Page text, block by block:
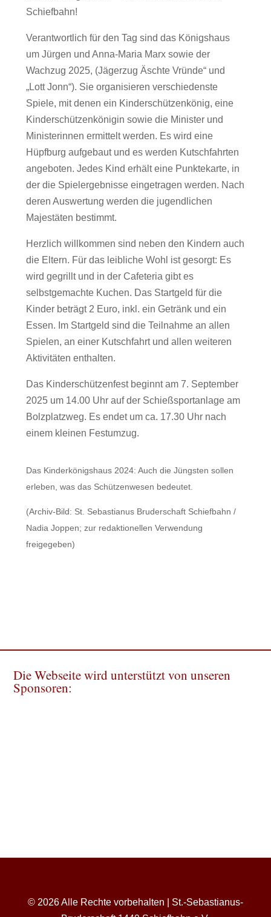
Schiefbahn!
Verantwortlich für den Tag sind das Königshaus
um Jürgen und Anna-Maria Marx sowie der
Wachzug 2025, (Jägerzug Äschte Vründe“ und
„Lott Jonn“). Sie organisieren verschiedenste
Spiele, mit denen ein Kinderschützenkönig, eine
Kinderschützenkönigin sowie die Minister und
Ministerinnen ermittelt werden. Es wird eine
Hüpfburg aufgebaut und es werden Kutschfahrten
angeboten. Jedes Kind erhält eine Punktekarte, in
der die Spielergebnisse eingetragen werden. Nach
deren Auswertung werden die jugendlichen
Majestäten bestimmt.
Herzlich willkommen sind neben den Kindern auch
die Eltern. Für das leibliche Wohl ist gesorgt: Es
wird gegrillt und in der Cafeteria gibt es
selbstgemachte Kuchen. Das Startgeld für die
Kinder beträgt 2 Euro, inkl. ein Getränk und ein
Essen. Im Startgeld sind die Teilnahme an allen
Spielen, an einer Kutschfahrt und allen weiteren
Aktivitäten enthalten.
Das Kinderschützenfest beginnt am 7. September
2025 um 14.00 Uhr auf der Schießsportanlage am
Bolzplatzweg. Es endet um ca. 17.30 Uhr nach
einem kleinen Festumzug.
Das Kinderkönigshaus 2024: Auch die Jüngsten sollen
erleben, was das Schützenwesen bedeutet.
(Archiv-Bild: St. Sebastianus Bruderschaft Schiefbahn /
Nadia Joppen; zur redaktionellen Verwendung
freigegeben)
Die Webseite wird unterstützt von unseren
Sponsoren:
© 2026 Alle Rechte vorbehalten | St.-Sebastianus-